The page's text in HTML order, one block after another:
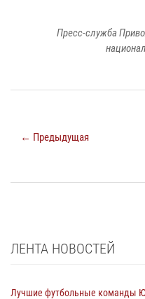
Пресс-служба
← Предыдущая
ЛЕНТА НОВОСТЕЙ
Лучшие футбольные команды